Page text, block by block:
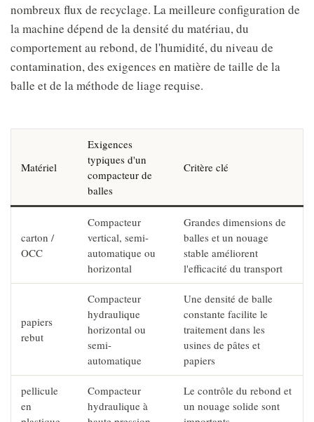
nombreux flux de recyclage. La meilleure configuration de
la machine dépend de la densité du matériau, du
comportement au rebond, de l'humidité, du niveau de
contamination, des exigences en matière de taille de la
balle et de la méthode de liage requise.
Matériel
Exigences
typiques d'un
compacteur de
balles
Critère clé
carton /
OCC
Compacteur
vertical, semi-
automatique ou
horizontal
Grandes dimensions de
balles et un nouage
stable améliorent
l'efficacité du transport
papiers
rebut
Compacteur
hydraulique
horizontal ou
semi-
automatique
Une densité de balle
constante facilite le
traitement dans les
usines de pâtes et
papiers
pellicule
en
Compacteur
hydraulique à
Le contrôle du rebond et
un nouage solide sont